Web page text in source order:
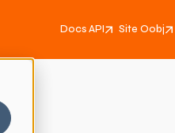
Docs API Site Oobj